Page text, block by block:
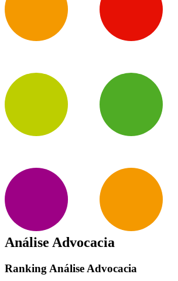
Análise Advocacia
Ranking Análise Advocacia